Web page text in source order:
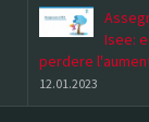
Isee:
perdere
12.01.2023